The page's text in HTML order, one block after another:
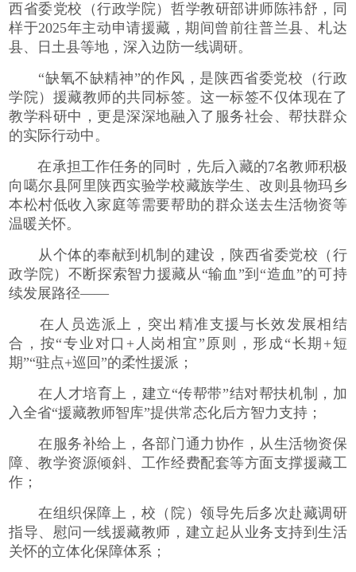
西省委党校（行政学院）哲学教研部讲师陈祎舒，同
样于2025年主动申请援藏，期间曾前往普兰县、札达
县、日土县等地，深入边防一线调研。
“缺氧不缺精神”的作风，是陕西省委党校（行政
学院）援藏教师的共同标签。这一标签不仅体现在了
教学科研中，更是深深地融入了服务社会、帮扶群众
的实际行动中。
在承担工作任务的同时，先后入藏的7名教师积极
向噶尔县阿里陕西实验学校藏族学生、改则县物玛乡
本松村低收入家庭等需要帮助的群众送去生活物资等
温暖关怀。
从个体的奉献到机制的建设，陕西省委党校（行
政学院）不断探索智力援藏从“输血”到“造血”的可持
续发展路径——
在人员选派上，突出精准支援与长效发展相结
合，按“专业对口+人岗相宜”原则，形成“长期+短
期”“驻点+巡回”的柔性援派；
在人才培育上，建立“传帮带”结对帮扶机制，加
入全省“援藏教师智库”提供常态化后方智力支持；
在服务补给上，各部门通力协作，从生活物资保
障、教学资源倾斜、工作经费配套等方面支撑援藏工
作；
在组织保障上，校（院）领导先后多次赴藏调研
指导、慰问一线援藏教师，建立起从业务支持到生活
关怀的立体化保障体系；